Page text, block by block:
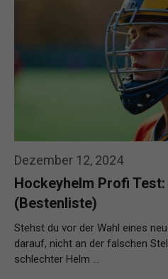
Dezember 12, 2024
Hockeyhelm Profi Test:
(Bestenliste)
Stehst du vor der Wahl eines
darauf, nicht an der falschen
schlechter Helm …